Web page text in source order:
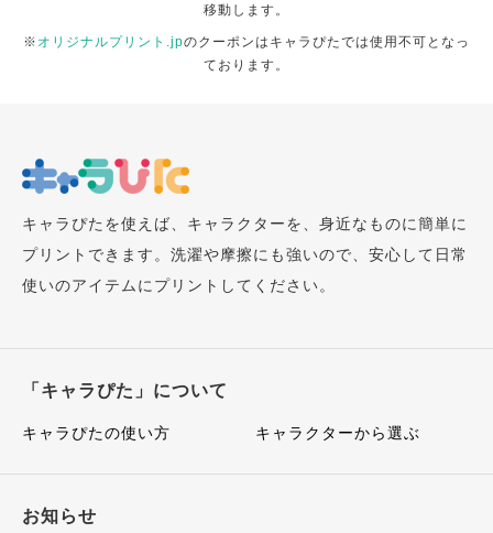
移動します。
※ オリジナルプリント.jpのクーポンはキャラぴたでは使用不可となっ
ております。
キャラぴたを使えば、キャラクターを、身近なものに簡単に
プリントできます。洗濯や摩擦にも強いので、安心して日常
使いのアイテムにプリントしてください。
「キャラぴた」について
キャラぴたの使い方 キャラクターから選ぶ
お知らせ